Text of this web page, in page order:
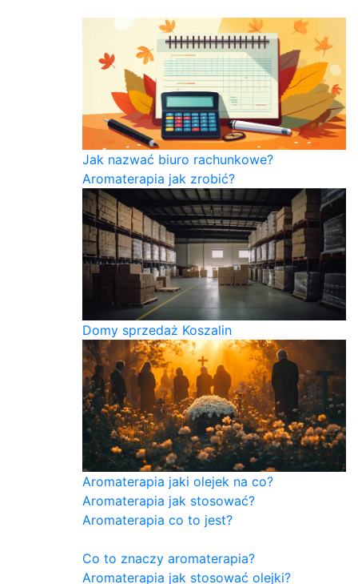
Jak nazwać biuro rachunkowe?
Aromaterapia jak zrobić?
Domy sprzedaż Koszalin
Aromaterapia jaki olejek na co?
Aromaterapia jak stosować?
Aromaterapia co to jest?
Co to znaczy aromaterapia?
Aromaterapia jak stosować olejki?